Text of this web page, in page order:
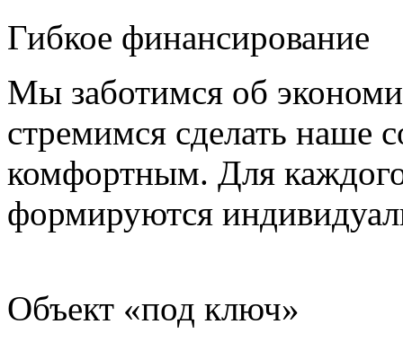
Гибкое финансирование
Мы заботимся об
стремимся сделать наше
комфортным. Для каждого
формируются
Объект «под ключ»